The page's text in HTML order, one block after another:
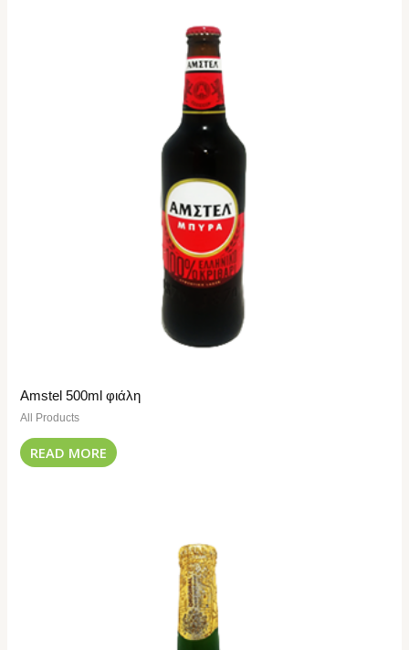
Amstel 500ml φιάλη
All Products
READ MORE